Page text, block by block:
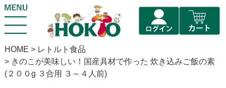
HOME
レトルト食品
きのこが美味しい！国産具材で作った 炊き込みご飯の素
(２００g ３合用 ３～４人前)